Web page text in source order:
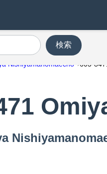
検索
Nishiyamanomaecho 603-